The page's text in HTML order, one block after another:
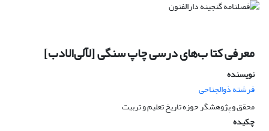
معرفی کتا ب‌های درسی چاپ سنگی [لآلی‌الادب]
نویسنده
فرشته ذوالجناحی
محقق و پژوهشگر حوزه تاریخ تعلیم و تربیت
چکیده